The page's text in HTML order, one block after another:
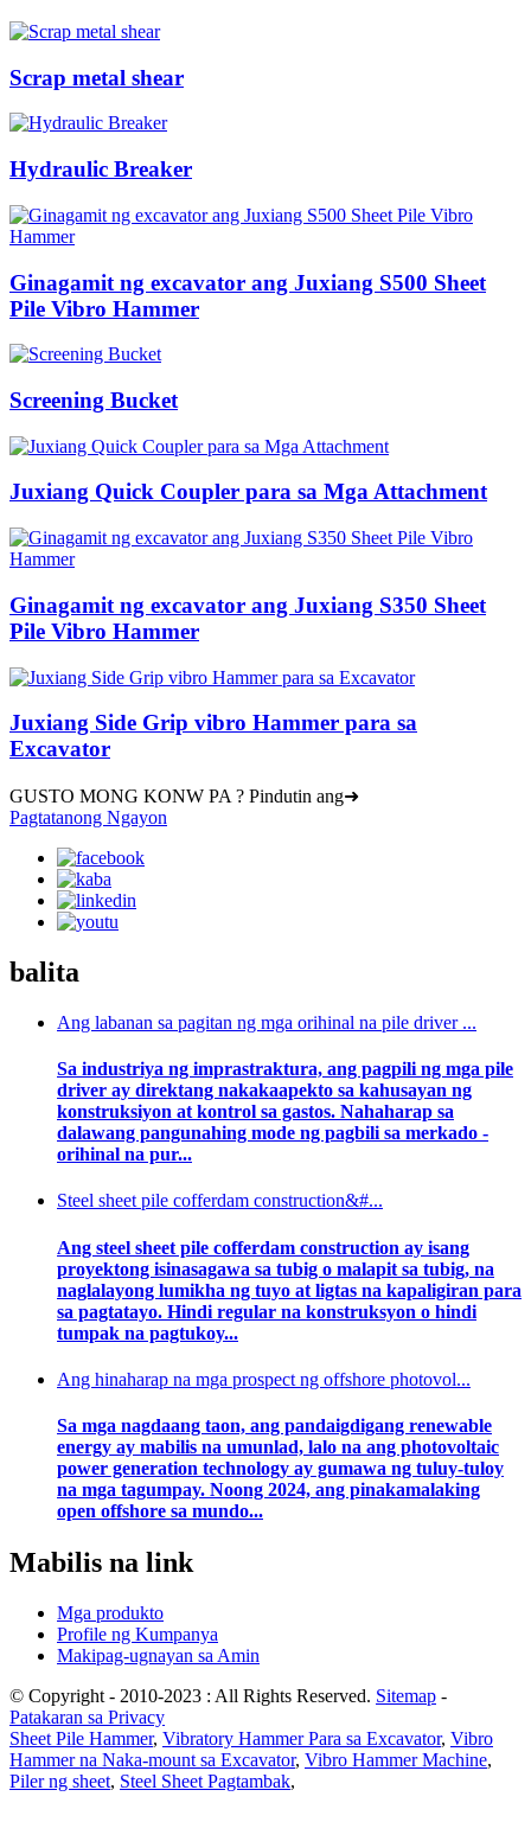
Scrap metal shear
Hydraulic Breaker
Ginagamit ng excavator ang Juxiang S500 Sheet
Pile Vibro Hammer
Screening Bucket
Juxiang Quick Coupler para sa Mga Attachment
Ginagamit ng excavator ang Juxiang S350 Sheet
Pile Vibro Hammer
Juxiang Side Grip vibro Hammer para sa
Excavator
GUSTO MONG KONW PA ? Pindutin ang➜
Pagtatanong Ngayon
balita
Ang labanan sa pagitan ng mga orihinal na pile driver ...
Sa industriya ng imprastraktura, ang pagpili ng mga pile
driver ay direktang nakakaapekto sa kahusayan ng
konstruksiyon at kontrol sa gastos. Nahaharap sa
dalawang pangunahing mode ng pagbili sa merkado -
orihinal na pur...
Steel sheet pile cofferdam construction&#...
Ang steel sheet pile cofferdam construction ay isang
proyektong isinasagawa sa tubig o malapit sa tubig, na
naglalayong lumikha ng tuyo at ligtas na kapaligiran para
sa pagtatayo. Hindi regular na konstruksyon o hindi
tumpak na pagtukoy...
Ang hinaharap na mga prospect ng offshore photovol...
Sa mga nagdaang taon, ang pandaigdigang renewable
energy ay mabilis na umunlad, lalo na ang photovoltaic
power generation technology ay gumawa ng tuluy-tuloy
na mga tagumpay. Noong 2024, ang pinakamalaking
open offshore sa mundo...
Mabilis na link
Mga produkto
Profile ng Kumpanya
Makipag-ugnayan sa Amin
© Copyright - 2010-2023 : All Rights Reserved. Sitemap -
Patakaran sa Privacy
Sheet Pile Hammer, Vibratory Hammer Para sa Excavator, Vibro
Hammer na Naka-mount sa Excavator, Vibro Hammer Machine,
Piler ng sheet, Steel Sheet Pagtambak,